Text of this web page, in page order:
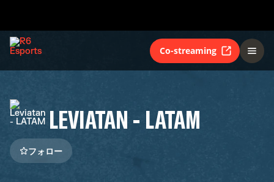
Co-streaming
LEVIATAN - LATAM
フォロー